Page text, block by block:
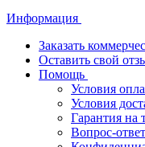
Информация
Заказать
Оставить свой
Помощь
Условия
Условия
Гарантия на
Вопрос-ответ